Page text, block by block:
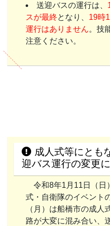
送迎バスの運行は、
スが最終となり、 19時
運行はありません。技
注意ください。
成人式等にとも
迎バス運行の変更
令和8年1月11日（日
式・自衛隊のイベント
（月）は船橋市の成人
路が大変に混み合い、